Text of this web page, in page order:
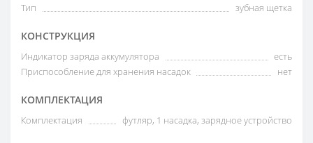
Тип
зубная щетка
КОНСТРУКЦИЯ
Индикатор заряда аккумулятора
есть
Приспособление для хранения насадок
нет
КОМПЛЕКТАЦИЯ
Комплектация футляр, 1 насадка, зарядное устройство